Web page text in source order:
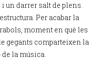
un darrer salt de plens.
Per acabar la
moment en què les
gegants comparteixen la
la música.